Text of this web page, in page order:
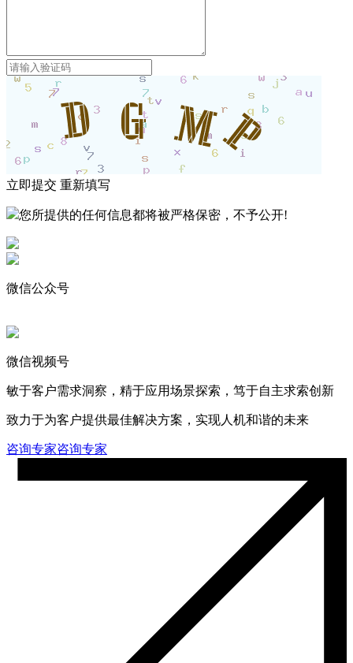
立即提交 重新填写
您所提供的任何信息都将被严格保密，不予公开!
微信公众号
微信视频号
敏于客户需求洞察，精于应用场景探索，笃于自主求索创新
致力于为客户提供最佳解决方案，实现人机和谐的未来
咨询专家咨询专家